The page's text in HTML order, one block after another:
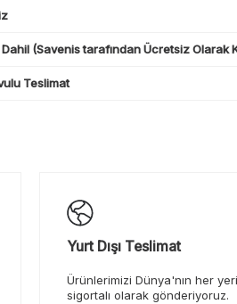
(Savenis tarafından Ücretsiz Olarak
Teslimat
Yurt Dışı Teslimat
Ürünlerimizi Dünya'nın her
sigortalı olarak gönderiyoruz.